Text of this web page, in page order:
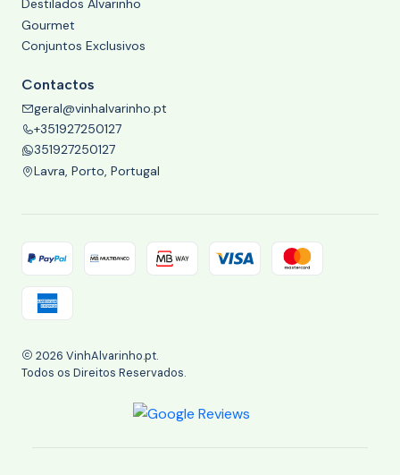
Destilados Alvarinho
Gourmet
Conjuntos Exclusivos
Contactos
geral@vinhalvarinho.pt
+351927250127
351927250127
Lavra, Porto, Portugal
2026 VinhAlvarinho.pt.
Todos os Direitos Reservados.